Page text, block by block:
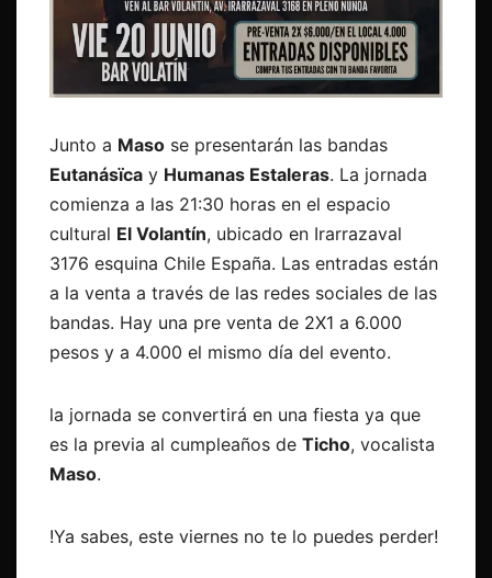
Junto a Maso se presentarán las bandas
Eutanásïca y Humanas Estaleras. La jornada
comienza a las 21:30 horas en el espacio
cultural El Volantín, ubicado en Irarrazaval
3176 esquina Chile España. Las entradas están
a la venta a través de las redes sociales de las
bandas. Hay una pre venta de 2X1 a 6.000
pesos y a 4.000 el mismo día del evento.
la jornada se convertirá en una fiesta ya que
es la previa al cumpleaños de Ticho, vocalista
Maso.
!Ya sabes, este viernes no te lo puedes perder!